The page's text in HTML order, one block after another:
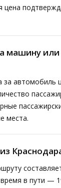
цена
машину или
за автомобиль
места.
в пути —